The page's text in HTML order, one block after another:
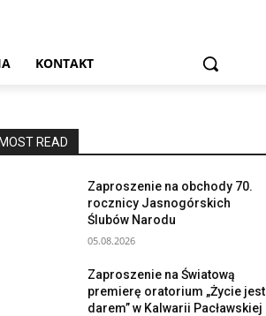
KONTAKT
READ
Zaproszenie na obchody 70.
rocznicy Jasnogórskich
Ślubów Narodu
05.08.2026
Zaproszenie na Światową
premierę oratorium „Życie jest
darem” w Kalwarii Pacławskiej